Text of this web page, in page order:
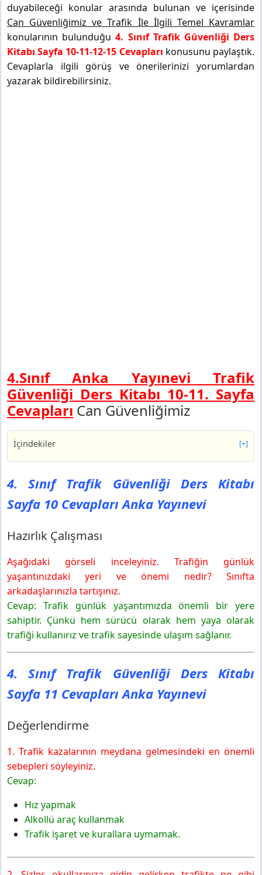
duyabileceği konular arasında bulunan ve içerisinde
Can Güvenliğimiz ve Trafik İle İlgili Temel Kavramlar
konularının bulunduğu4. Sınıf Trafik Güvenliği Ders
Kitabı Sayfa 10-11-12-15 Cevapları konusunu paylaştık.
Cevaplarla ilgili görüş ve önerilerinizi yorumlardan
yazarak bildirebilirsiniz.
4.Sınıf Anka Yayınevi Trafik
Güvenliği Ders Kitabı 10-11. Sayfa
Cevapları Can Güvenliğimiz
İçindekiler [+]
4. Sınıf Trafik Güvenliği Ders Kitabı Sayfa 10 Cevapları
Anka Yayınevi
Hazırlık Çalışması
4. Sınıf Trafik Güvenliği Ders Kitabı Sayfa 11 Cevapları
Değerlendirme
Anka Yayınevi
Hazırlık Çalışması
4. Sınıf Trafik Güvenliği Ders Kitabı Sayfa 15 Cevapları
Anka Yayınevi
Etkinlik
Değerlendirme
4. Sınıf Trafik Güvenliği Ders Kitabı
Sayfa 10 Cevapları Anka Yayınevi
Hazırlık Çalışması
Aşağıdaki görseli inceleyiniz. Trafiğin günlük
yaşantınızdaki yeri ve önemi nedir? Sınıfta
arkadaşlarınızla tartışınız.
Cevap: Trafik günlük yaşantımızda önemli bir yere
sahiptir. Çünkü hem sürücü olarak hem yaya olarak
trafiği kullanırız ve trafik sayesinde ulaşım sağlanır.
4. Sınıf Trafik Güvenliği Ders Kitabı
Sayfa 11 Cevapları Anka Yayınevi
Değerlendirme
1. Trafik kazalarının meydana gelmesindeki en önemli
sebepleri söyleyiniz.
Cevap:
Hız yapmak
Alkollü araç kullanmak
Trafik işaret ve kurallara uymamak.